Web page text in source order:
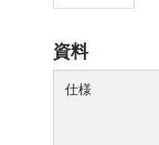
資料
仕様